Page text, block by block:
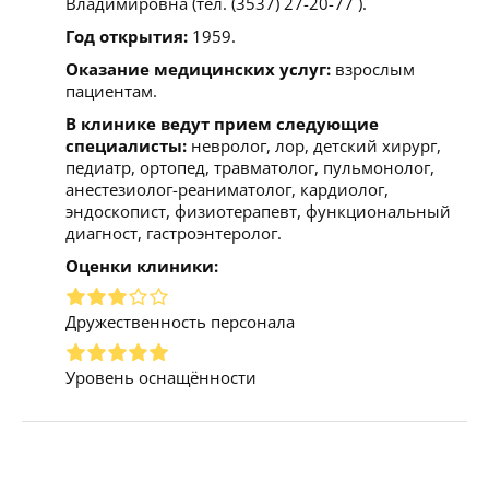
Год открытия: 1959.
Оказание медицинских услуг: взрослым
пациентам.
В клинике ведут прием следующие
специалисты: невролог, лор, детский хирург,
педиатр, ортопед, травматолог, пульмонолог,
анестезиолог-реаниматолог, кардиолог,
эндоскопист, физиотерапевт, функциональный
диагност, гастроэнтеролог.
Оценки клиники:
Дружественность персонала
Уровень оснащённости